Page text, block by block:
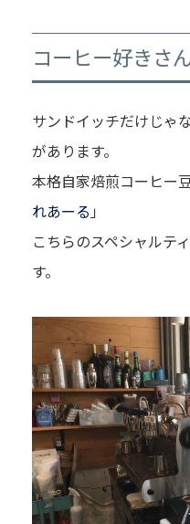
コーヒー好きさ
サンドイッチだけじゃ
があります。
本格自家焙煎コーヒー
れあーる 」
こちらのスペシャルテ
す。